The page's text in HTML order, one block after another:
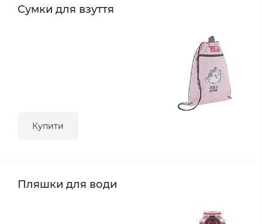
Сумки для взуття
Купити
Пляшки для води